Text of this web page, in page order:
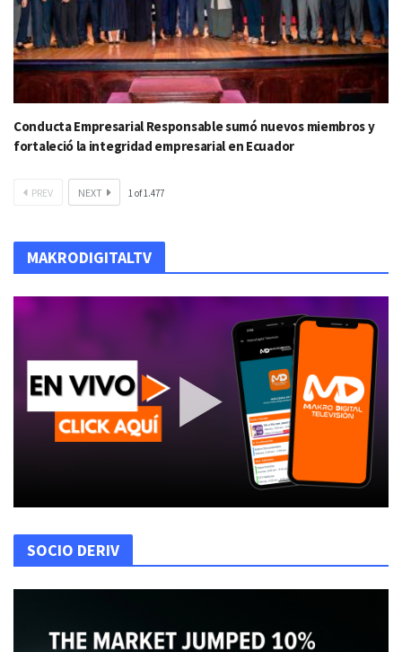
Conducta Empresarial Responsable sumó nuevos miembros y
fortaleció la integridad empresarial en Ecuador
PREV NEXT 1of1.477
MAKRODIGITALTV
SOCIO DERIV